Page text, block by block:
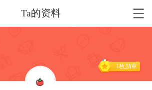
Ta的资料
1枚勋章